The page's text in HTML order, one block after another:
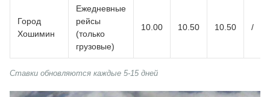
Город
Хошимин
Ежедневные
рейсы
(только
грузовые)
10.00 10.50 10.50 /
Ставки обновляются каждые 5-15 дней